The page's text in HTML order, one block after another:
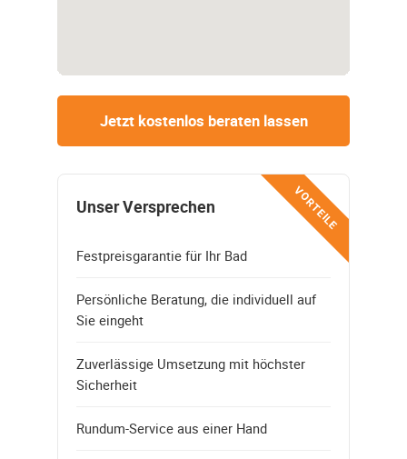
Jetzt kostenlos beraten lassen
VORTEILE
Unser Versprechen
Festpreisgarantie für Ihr Bad
Persönliche Beratung, die individuell auf
Sie eingeht
Zuverlässige Umsetzung mit höchster
Sicherheit
Rundum-Service aus einer Hand